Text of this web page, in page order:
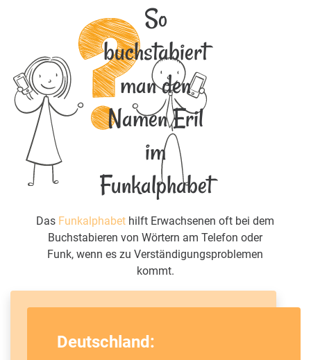
So
buchstabiert
man den
Namen Eril
im
Funkalphabet
Das Funkalphabet hilft Erwachsenen oft bei dem
Buchstabieren von Wörtern am Telefon oder
Funk, wenn es zu Verständigungsproblemen
kommt.
Deutschland: